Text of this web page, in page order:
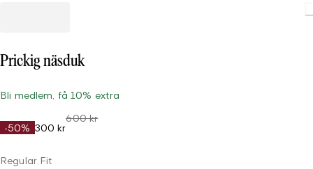
Prickig näsduk
Bli medlem, få 10% extra
-50% 300 kr
600 kr
Regular Fit